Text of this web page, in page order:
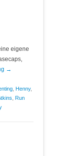
eigene
→
Henny,
Run